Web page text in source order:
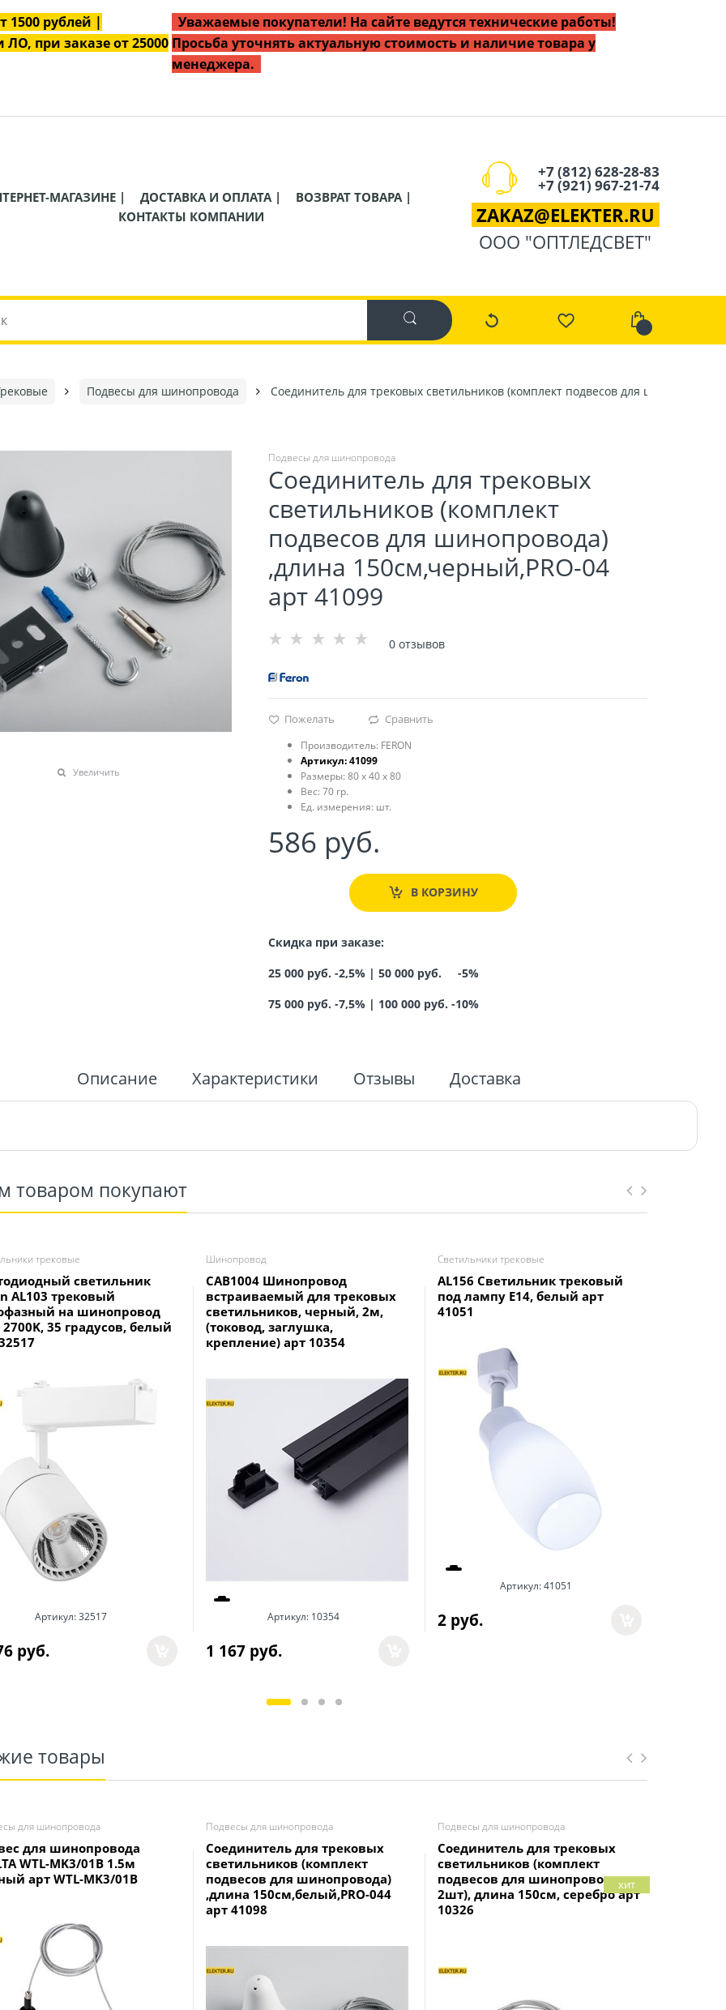
1500 рублей |
ЛО, при заказе от 25000
Уважаемые покупатели! На сайте ведутся технические работы!
Просьба уточнять актуальную стоимость и наличие товара у
менеджера.
МАГАЗИНЕ | ДОСТАВКА И ОПЛАТА |
ВОЗВРАТ ТОВАРА |
КОНТАКТЫ КОМПАНИИ
+7 (812) 628-28-83
+7 (921) 967-21-74
ZAKAZ@ELEKTER.RU
ООО "ОПТЛЕДСВЕТ"
Подвесы для шинопровода Соединитель для трековыx светильников (комплект подвесов для
Увеличить
Подвесы для шинопровода
Соединитель для трековыx
светильников (комплект
подвесов для шинопровода)
,длина 150см,черный,PRO-04
арт 41099
0 отзывов
Пожелать Сравнить
Производитель: FERON
Артикул:41099
Размеры: 80 x 40 x 80
Вес: 70 гр.
Ед. измерения: шт.
586 руб.
В КОРЗИНУ
Скидка при заказе:
25 000 руб. -2,5% | 50 000 руб. -5%
75 000 руб. -7,5%| 100 000 руб. -10%
Описание Характеристики Отзывы Доставка
товаром покупают
трековые
светильник
AL103 трековый
на шинопровод
2700K, 35 градусов, белый
Артикул:32517
руб.
Шинопровод
CAB1004 Шинопровод
встраиваемый для трековыx
светильников, черный, 2м,
(токовод, заглушка,
крепление) арт 10354
Артикул: 10354
1 167 руб.
Светильники трековые
AL156 Светильник трековый
под лампу E14, белый арт
41051
Артикул:41051
2 руб.
товары
для шинопровода
для шинопровода
WTL-MK3/01B 1.5м
арт WTL-MK3/01B
Подвесы для шинопровода
Соединитель для трековыx
светильников (комплект
подвесов для шинопровода)
,длина 150см,белый,PRO-044
арт 41098
Подвесы для шинопровода
Соединитель для трековыx
светильников (комплект
подвесов для шинопровода,
2шт), длина 150см, серебро арт
10326
хит